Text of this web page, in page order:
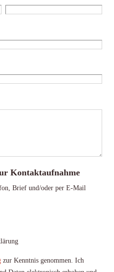
Kontaktaufnahme
Brief und/oder per E-Mail
zur Kenntnis genommen. Ich